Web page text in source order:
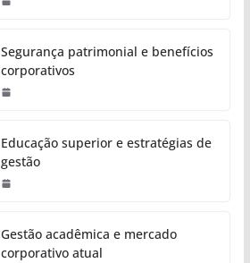
Segurança patrimonial e benefícios
corporativos
Educação superior e estratégias de
gestão
Gestão acadêmica e mercado
corporativo atual